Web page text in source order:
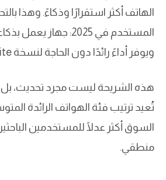
الهاتف أكثر استقرارًا وذكاءً. وهذا
المستخدم في 2025: جهاز
ويوفر أداءً رائدًا دون الحاجة لنسخة Elite الأعلى سعرًا.
هذه الشريحة ليست مجرد تحديث، بل
تُعيد ترتيب فئة الهواتف الرائدة
السوق أكثر عدلًا للمستخدمين
منطقي.